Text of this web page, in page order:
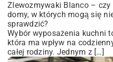
Zlewozmywaki Blanco – czy
domy, w których mogą się
sprawdzić?
Wybór wyposażenia kuchni
która ma wpływ na
całej rodziny. Jednym z […]